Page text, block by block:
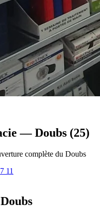
— Doubs (25)
complète du Doubs
11